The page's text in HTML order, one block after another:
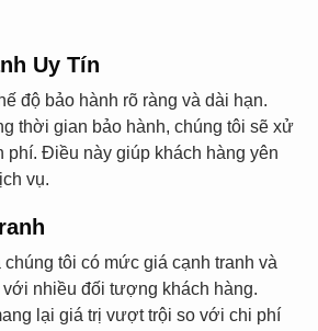
Uy Tín
độ bảo hành rõ ràng và dài hạn.
thời gian bảo hành, chúng tôi sẽ xử
phí. Điều này giúp khách hàng yên
vụ.
chúng tôi có mức giá cạnh tranh và
nhiều đối tượng khách hàng.
lại giá trị vượt trội so với chi phí